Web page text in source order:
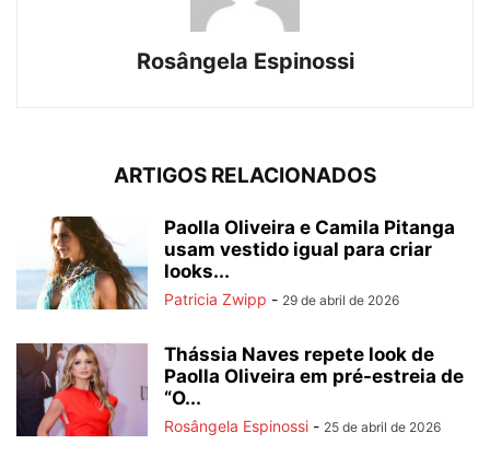
Rosângela Espinossi
ARTIGOS RELACIONADOS
Paolla Oliveira e Camila Pitanga
usam vestido igual para criar
looks...
Patricia Zwipp - 29 de abril de 2026
Thássia Naves repete look de
Paolla Oliveira em pré-estreia de
“O...
Rosângela Espinossi - 25 de abril de 2026